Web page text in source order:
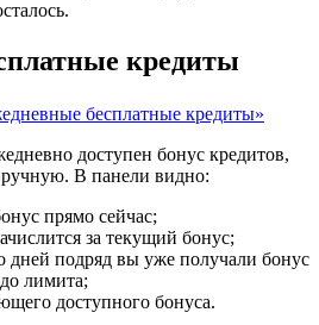
кредиты
бесплатные кредиты»
доступен бонус кредитов,
В панели видно:
прямо сейчас;
за текущий бонус;
дней подряд вы уже получали бонус
лимита;
доступного бонуса.